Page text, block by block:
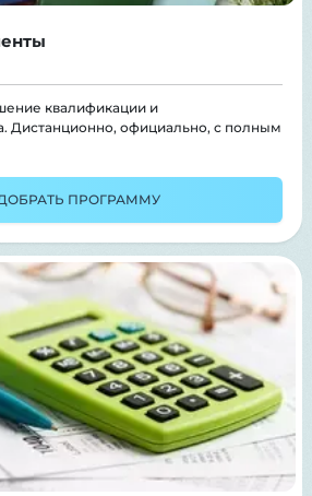
квалификации и
Дистанционно, официально, с полным
ПРОГРАММУ